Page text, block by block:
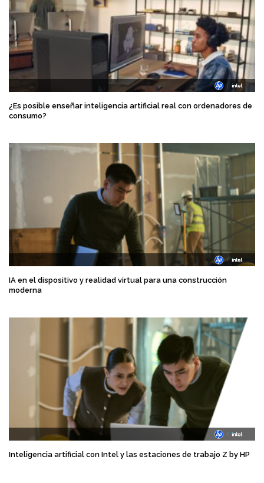
¿Es posible enseñar inteligencia artificial real con ordenadores de
consumo?
IA en el dispositivo y realidad virtual para una construcción
moderna
Inteligencia artificial con Intel y las estaciones de trabajo Z by HP